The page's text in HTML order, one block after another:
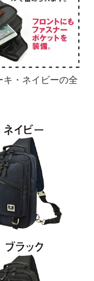
・ネイビーの全